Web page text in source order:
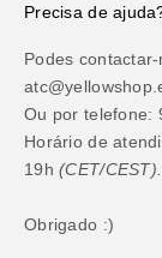
Precisa de
Podes
Ou por telefone:
Horário de
19h(CET/CEST).
Obrigado :)